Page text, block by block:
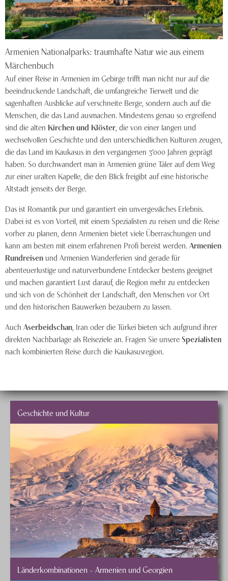
Armenien Nationalparks: traumhafte Natur wie aus einem
Märchenbuch
Auf einer Reise in Armenien im Gebirge trifft man nicht nur auf die
beeindruckende Landschaft, die umfangreiche Tierwelt und die
sagenhaften Ausblicke auf verschneite Berge, sondern auch auf die
Menschen, die das Land ausmachen. Mindestens genau so ergreifend
sind die alten Kirchen und Klöster , die von einer langen und
wechselvollen Geschichte und den unterschiedlichen Kulturen zeugen,
die das Land im Kaukasus in den vergangenen 3'000 Jahren geprägt
haben. So durchwandert man in Armenien grüne Täler auf dem Weg
zur einer uralten Kapelle, die den Blick freigibt auf eine historische
Altstadt jenseits der Berge.
Das ist Romantik pur und garantiert ein unvergessliches Erlebnis.
Dabei ist es von Vorteil, mit einem Spezialisten zu reisen und die Reise
vorher zu planen, denn Armenien bietet viele Überraschungen und
kann am besten mit einem erfahrenen Profi bereist werden.Armenien
Rundreisen und Armenien Wanderferien sind gerade für
abenteuerlustige und naturverbundene Entdecker bestens geeignet
und machen garantiert Lust darauf, die Region mehr zu entdecken
und sich von de Schönheit der Landschaft, den Menschen vor Ort
und den historischen Bauwerken bezaubern zu lassen.
Auch Aserbeidschan , Iran oder die Türkei bieten sich aufgrund ihrer
direkten Nachbarlage als Reiseziele an. Fragen Sie unsereSpezialisten
nach kombinierten Reise durch die Kaukasusregion.
Geschichte und Kultur
Länderkombinationen – Armenien und Georgien